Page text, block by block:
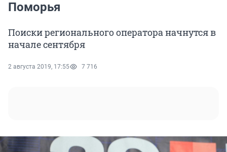
Поморья
Поиски регионального оператора начнутся в
начале сентября
2 августа 2019, 17:55 7 716